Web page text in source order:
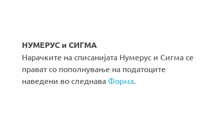
НУМЕРУС и СИГМА
Нарачките на списанијата Нумерус и Сигма се
прават со пополнување на податоците
наведени во следнава Форма